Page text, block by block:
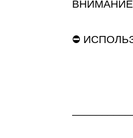
ВНИМАНИЕ
⛔